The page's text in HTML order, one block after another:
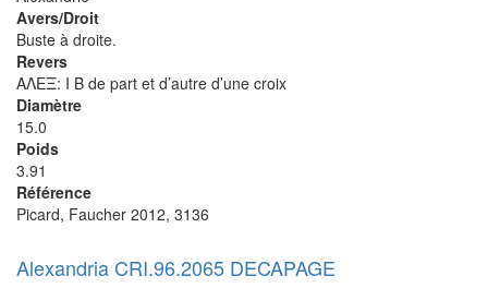
Avers/Droit
Buste à droite.
Revers
ΑΛΕΞ: I B de part et d’autre d’une croix
Diamètre
15.0
Poids
3.91
Référence
Picard, Faucher 2012, 3136
Alexandria CRI.96.2065 DECAPAGE